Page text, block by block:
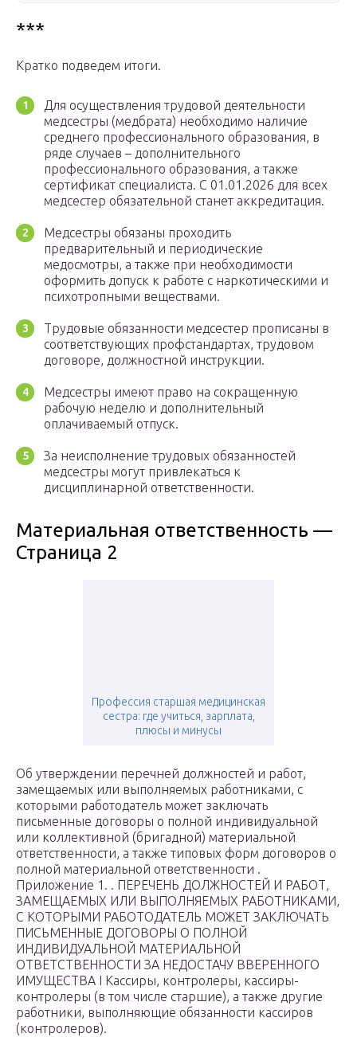
***
Кратко подведем итоги.
Для осуществления трудовой деятельности
медсестры (медбрата) необходимо наличие
среднего профессионального образования, в
ряде случаев – дополнительного
профессионального образования, а также
сертификат специалиста. С 01.01.2026 для всех
медсестер обязательной станет аккредитация.
Медсестры обязаны проходить
предварительный и периодические
медосмотры, а также при необходимости
оформить допуск к работе с наркотическими и
психотропными веществами.
Трудовые обязанности медсестер прописаны в
соответствующих профстандартах, трудовом
договоре, должностной инструкции.
Медсестры имеют право на сокращенную
рабочую неделю и дополнительный
оплачиваемый отпуск.
За неисполнение трудовых обязанностей
медсестры могут привлекаться к
дисциплинарной ответственности.
Материальная ответственность —
Страница 2
Профессия старшая медицинская
сестра: где учиться, зарплата,
плюсы и минусы
Об утверждении перечней должностей и работ,
замещаемых или выполняемых работниками, с
которыми работодатель может заключать
письменные договоры о полной индивидуальной
или коллективной (бригадной) материальной
ответственности, а также типовых форм договоров о
полной материальной ответственности .
Приложение 1. . ПЕРЕЧЕНЬ ДОЛЖНОСТЕЙ И РАБОТ,
ЗАМЕЩАЕМЫХ ИЛИ ВЫПОЛНЯЕМЫХ РАБОТНИКАМИ,
С КОТОРЫМИ РАБОТОДАТЕЛЬ МОЖЕТ ЗАКЛЮЧАТЬ
ПИСЬМЕННЫЕ ДОГОВОРЫ О ПОЛНОЙ
ИНДИВИДУАЛЬНОЙ МАТЕРИАЛЬНОЙ
ОТВЕТСТВЕННОСТИ ЗА НЕДОСТАЧУ ВВЕРЕННОГО
ИМУЩЕСТВА I Кассиры, контролеры, кассиры-
контролеры (в том числе старшие), а также другие
работники, выполняющие обязанности кассиров
(контролеров).